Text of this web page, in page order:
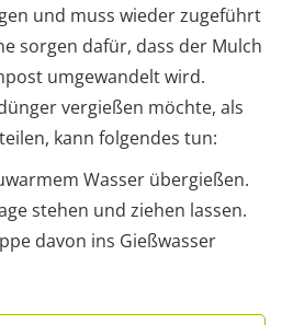
und muss wieder zugeführt
sorgen dafür, dass der Mulch
umgewandelt wird.
vergießen möchte, als
kann folgendes tun:
Wasser übergießen.
stehen und ziehen lassen.
davon ins Gießwasser